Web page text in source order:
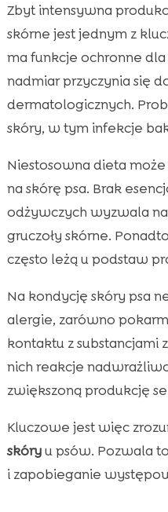
Zbyt intensywna
skórne jest jednym z
ma funkcje ochronne
nadmiar przyczynia się
dermatologicznych.
skóry, w tym infekcje
Niestosowna dieta
na skórę psa. Brak
odżywczych wyzwala
gruczoły skórne.
często leżą u podstaw
Na kondycję skóry psa
alergie, zarówno
kontaktu z substancjami
nich reakcje
zwiększoną produkcję
Kluczowe jest więc
skóryu psów. Pozwala
i zapobieganie